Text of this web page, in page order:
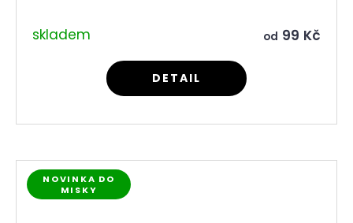
skladem od 99 Kč
DETAIL
NOVINKA DO
MISKY